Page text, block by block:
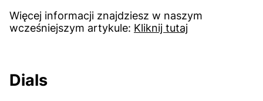
Więcej informacji znajdziesz w naszym
wcześniejszym artykule: Kliknij tutaj
Dials